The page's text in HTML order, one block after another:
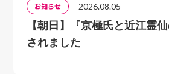
お知らせ 2026.08.05
【朝日】『京極氏と近江霊
されました